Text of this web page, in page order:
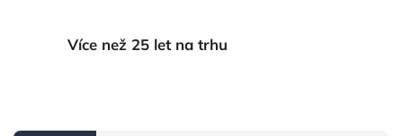
Více než 25 let na trhu